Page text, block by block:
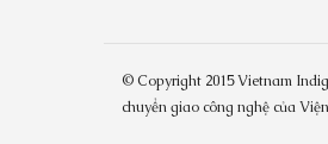
© Copyright 2015 Vietnam
chuyển giao công nghệ của